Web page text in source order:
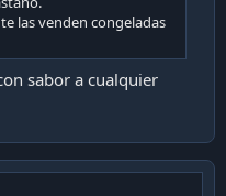
las venden congeladas
sabor a cualquier